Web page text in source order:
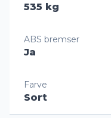
535 kg
ABS bremser
Ja
Farve
Sort